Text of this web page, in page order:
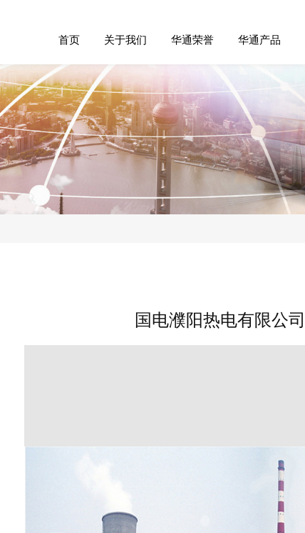
首页 关于我们 华通荣誉 华通产品
国电濮阳热电有限公司